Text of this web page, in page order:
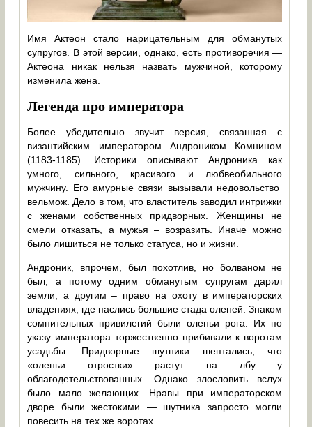
Имя Актеон стало нарицательным для обманутых
супругов. В этой версии, однако, есть противоречия —
Актеона никак нельзя назвать мужчиной, которому
изменила жена.
Легенда про императора
Более убедительно звучит версия, связанная с
византийским императором Андроником Комнином
(1183-1185). Историки описывают Андроника как
умного, сильного, красивого и любвеобильного
мужчину. Его амурные связи вызывали недовольство
вельмож. Дело в том, что властитель заводил интрижки
с женами собственных придворных. Женщины не
смели отказать, а мужья – возразить. Иначе можно
было лишиться не только статуса, но и жизни.
Андроник, впрочем, был похотлив, но болваном не
был, а потому одним обманутым супругам дарил
земли, а другим – право на охоту в императорских
владениях, где паслись большие стада оленей. Знаком
сомнительных привилегий были оленьи рога. Их по
указу императора торжественно прибивали к воротам
усадьбы. Придворные шутники шептались, что
«оленьи отростки» растут на лбу у
облагодетельствованных. Однако злословить вслух
было мало желающих. Нравы при императорском
дворе были жестокими — шутника запросто могли
повесить на тех же воротах.